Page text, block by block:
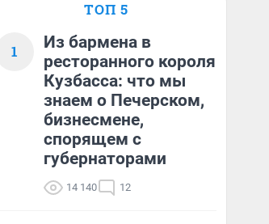
ТОП 5
1
Из бармена в
ресторанного короля
Кузбасса: что мы
знаем о Печерском,
бизнесмене,
спорящем с
губернаторами
14 140 12